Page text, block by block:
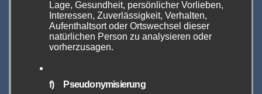
der The Hall of Vape, die kleinen Moddern
eine Bühne bereiten, um ihre Innovationen
überhaupt präsentieren zu können.
Lage, Gesundheit, persönlicher Vorlieben,
Interessen, Zuverlässigkeit, Verhalten,
Aufenthaltsort oder Ortswechsel dieser
natürlichen Person zu analysieren oder
vorherzusagen.
f) Pseudonymisierung